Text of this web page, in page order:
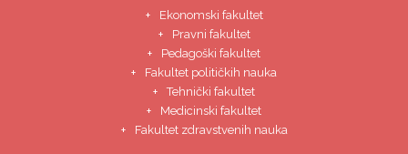
Ekonomski fakultet
Pravni fakultet
Pedagoški fakultet
Fakultet političkih nauka
Tehnički fakultet
Medicinski fakultet
Fakultet zdravstvenih nauka